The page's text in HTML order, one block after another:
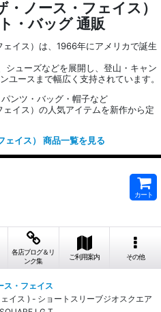
・ノース・フェイス）
・バッグ 通販
イス）は、1966年にアメリカで誕生
シューズなどを展開し、登山・キャン
ユースまで幅広く支持されています。
ンツ・バッグ・帽子など
イス）の人気アイテムを新作から定
ェイス） 商品一覧を見る
カート
各店ブログ＆リ
ンク集
ご利用案内 その他
ス・フェイス
イス ) - ショートスリーブジオスクエア